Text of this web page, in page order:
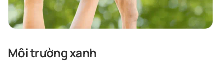
Môi trường xanh